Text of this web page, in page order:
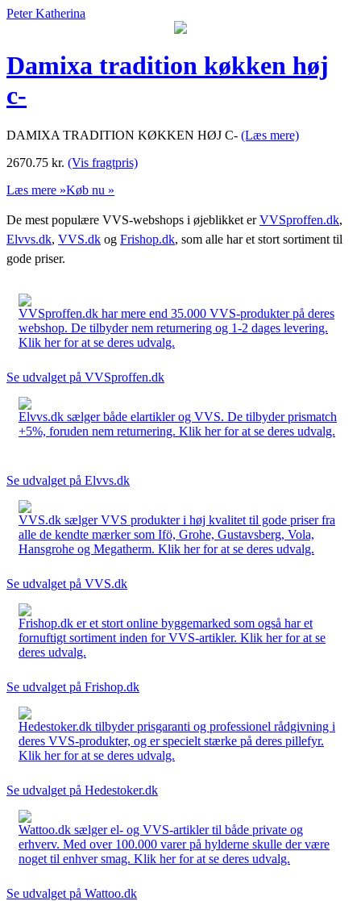
Peter Katherina
Damixa tradition køkken høj
c-
DAMIXA TRADITION KØKKEN HØJ C- (Læs mere)
2670.75 kr. (Vis fragtpris)
Læs mere »Køb nu »
De mest populære VVS-webshops i øjeblikket erVVSproffen.dk,
Elvvs.dk, VVS.dk og Frishop.dk, som alle har et stort sortiment til
gode priser.
VVSproffen.dk har mere end 35.000 VVS-produkter på deres
webshop. De tilbyder nem returnering og 1-2 dages levering.
Klik her for at se deres udvalg.
Se udvalget på VVSproffen.dk
Elvvs.dk sælger både elartikler og VVS. De tilbyder prismatch
+5%, foruden nem returnering. Klik her for at se deres udvalg.
Se udvalget på Elvvs.dk
VVS.dk sælger VVS produkter i høj kvalitet til gode priser fra
alle de kendte mærker som Ifö, Grohe, Gustavsberg, Vola,
Hansgrohe og Megatherm. Klik her for at se deres udvalg.
Se udvalget på VVS.dk
Frishop.dk er et stort online byggemarked som også har et
fornuftigt sortiment inden for VVS-artikler. Klik her for at se
deres udvalg.
Se udvalget på Frishop.dk
Hedestoker.dk tilbyder prisgaranti og professionel rådgivning i
deres VVS-produkter, og er specielt stærke på deres pillefyr.
Klik her for at se deres udvalg.
Se udvalget på Hedestoker.dk
Wattoo.dk sælger el- og VVS-artikler til både private og
erhverv. Med over 100.000 varer på hylderne skulle der være
noget til enhver smag. Klik her for at se deres udvalg.
Se udvalget på Wattoo.dk